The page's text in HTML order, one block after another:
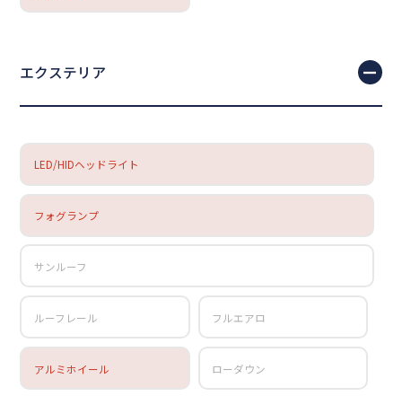
エクステリア
LED/HIDヘッドライト
フォグランプ
サンルーフ
ルーフレール フルエアロ
アルミホイール ローダウン